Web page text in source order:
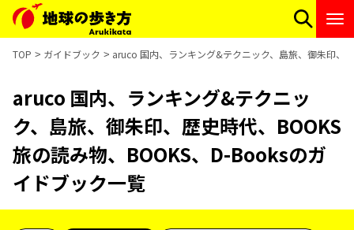
TOP ガイドブック aruco 国内、ランキング&テクニック、島旅、御朱印、
aruco 国内、ランキング&テクニッ
ク、島旅、御朱印、歴史時代、BOOKS
旅の読み物、BOOKS、D-Booksのガ
イドブック一覧